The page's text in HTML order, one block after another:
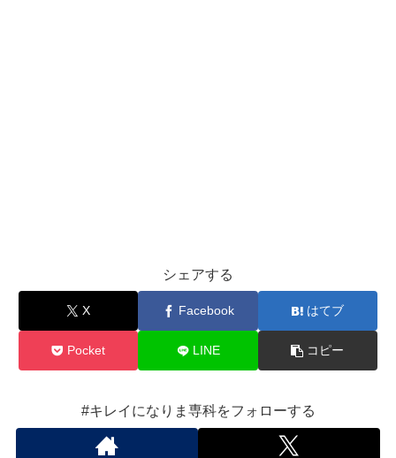
シェアする
X Facebook はてブ
Pocket LINE コピー
#キレイになりま専科をフォローする